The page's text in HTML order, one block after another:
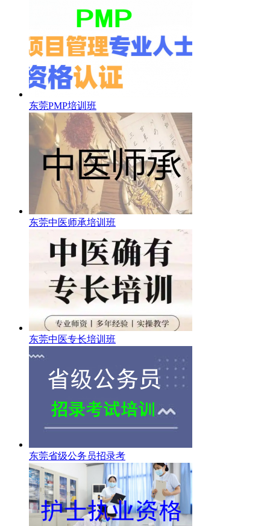
东莞PMP培训班
东莞中医师承培训班
东莞中医专长培训班
东莞省级公务员招录考